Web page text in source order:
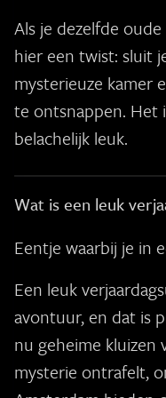
Als je dezelfde
hier een twist: sluit
mysterieuze kamer
te ontsnappen. Het
belachelijk leuk.
Wat is een leuk
Eentje waarbij je in
Een leuk
avontuur, en dat is
nu geheime
mysterie ontrafelt,